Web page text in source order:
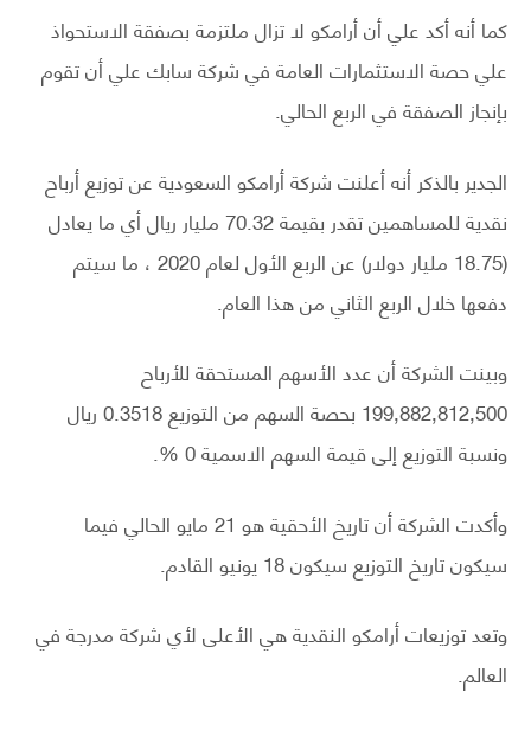
كما أنه أكد علي أن أرامكو لا تزال ملتزمة بصفقة الاستحواذ
علي حصة الاستثمارات العامة في شركة سابك علي أن تقوم
بإنجاز الصفقة في الربع الحالي.
الجدير بالذكر أنه أعلنت شركة أرامكو السعودية عن توزيع أرباح
نقدية للمساهمين تقدر بقيمة 70.32 مليار ريال أي ما يعادل
(18.75 مليار دولار) عن الربع الأول لعام 2020 ، ما سيتم
دفعها خلال الربع الثاني من هذا العام.
وبينت الشركة أن عدد الأسهم المستحقة للأرباح
199,882,812,500 بحصة السهم من التوزيع 0.3518 ريال
ونسبة التوزيع إلى قيمة السهم الاسمية 0 %.
وأكدت الشركة أن تاريخ الأحقية هو 21 مايو الحالي فيما
سيكون تاريخ التوزيع سيكون 18 يونيو القادم.
وتعد توزيعات أرامكو النقدية هي الأعلى لأي شركة مدرجة في
العالم.